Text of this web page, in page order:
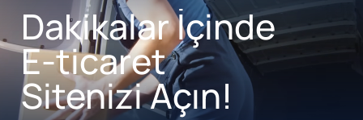
Dakikalar İçinde
E-ticaret
Sitenizi Açın!